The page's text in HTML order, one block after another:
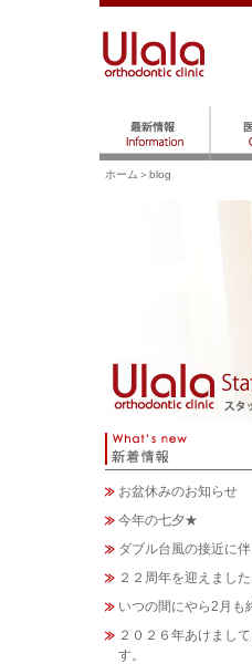
ホーム ＞blog
お盆休みのお知らせ
今年の七夕★
ダブル台風の接近に
２２周年を迎えました
いつの間にやら2月も
２０２６年あけまし
す。